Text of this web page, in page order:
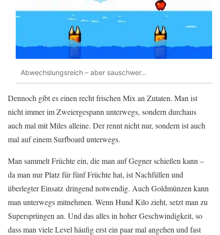
Abwechslungsreich – aber sauschwer…
Dennoch gibt es einen recht frischen Mix an Zutaten. Man ist
nicht immer im Zweiergespann unterwegs, sondern durchaus
auch mal mit Miles alleine. Der rennt nicht nur, sondern ist auch
mal auf einem Surfboard unterwegs.
Man sammelt Früchte ein, die man auf Gegner schießen kann –
da man nur Platz für fünf Früchte hat, ist Nachfüllen und
überlegter Einsatz dringend notwendig. Auch Goldmünzen kann
man unterwegs mitnehmen. Wenn Hund Kilo zieht, setzt man zu
Supersprüngen an. Und das alles in hoher Geschwindigkeit, so
dass man viele Level häufig erst ein paar mal angehen und fast